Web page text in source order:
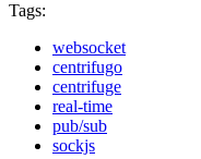
Tags:
websocket
centrifugo
centrifuge
real-time
pub/sub
sockjs